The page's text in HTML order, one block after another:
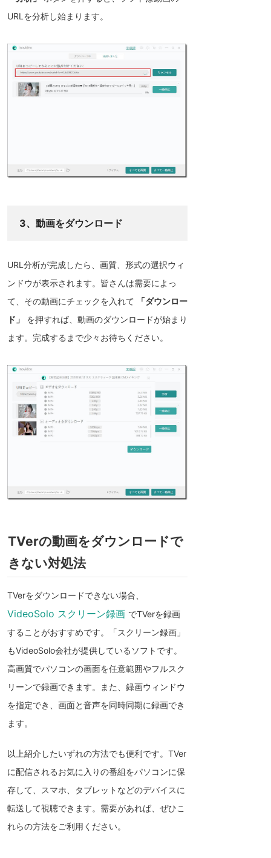
URLを分析し始まります。
3、動画をダウンロード
URL分析が完成したら、画質、形式の選択ウィ
ンドウが表示されます。皆さんは需要によっ
て、その動画にチェックを入れて
「ダウンロー
ド」
を押すれば、動画のダウンロードが始まり
ます。完成するまで少々お待ちください。
TVerの動画をダウンロードで
きない対処法
TVerをダウンロードできない場合、
VideoSolo スクリーン録画 でTVerを録画
することがおすすめです。「スクリーン録画」
もVideoSolo会社が提供しているソフトです。
高画質でパソコンの画面を任意範囲やフルスク
リーンで録画できます。また、録画ウィンドウ
を指定でき、画面と音声を同時同期に録画でき
ます。
以上紹介したいずれの方法でも便利です。TVer
に配信されるお気に入りの番組をパソコンに保
存して、スマホ、タブレットなどのデバイスに
転送して視聴できます。需要があれば、ぜひこ
れらの方法をご利用ください。